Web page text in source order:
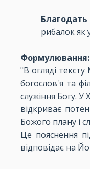
Благодать
рибалок як
Формулювання:
"В огляді
богослов'я та
служіння Богу.
відкриває
Божого плану і
Це пояснення
відповідає на